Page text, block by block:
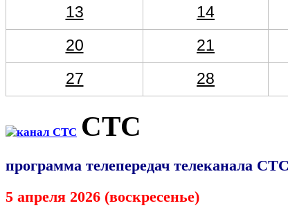
13
14
20
21
27
28
СТС
программа телепередач телеканала СТС
5 апреля 2026 (воскресенье)